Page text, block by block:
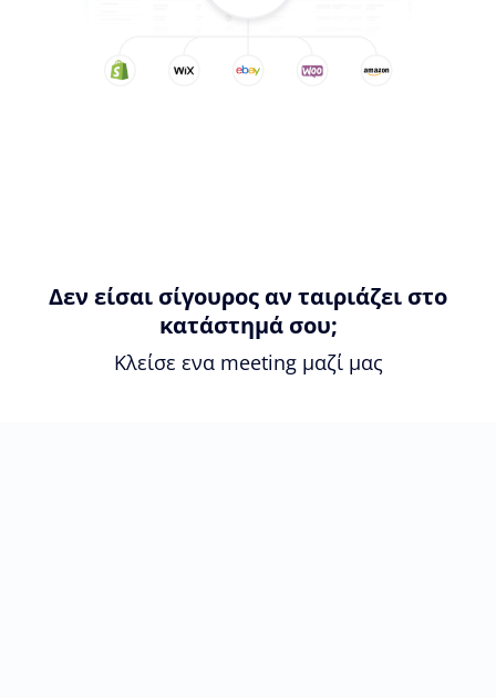
Δεν είσαι σίγουρος αν ταιριάζει στο
κατάστημά σου;
Κλείσε ενα meeting μαζί μας